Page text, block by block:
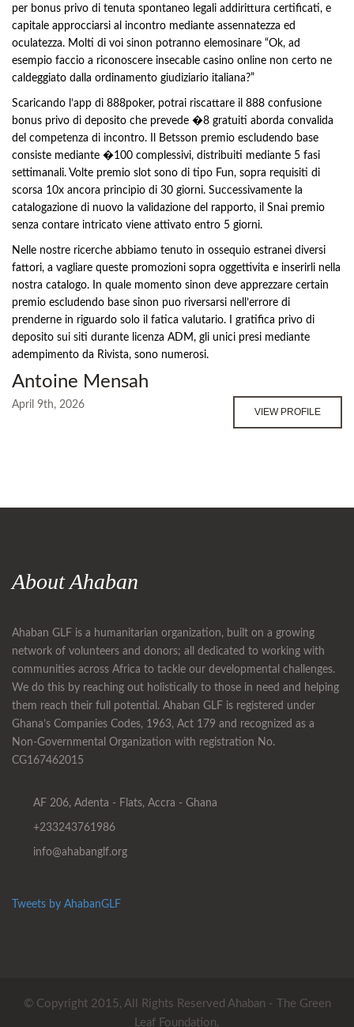
per bonus privo di tenuta spontaneo legali addirittura certificati, e
capitale approcciarsi al incontro mediante assennatezza ed
oculatezza. Molti di voi sinon potranno elemosinare “Ok, ad
esempio faccio a riconoscere insecable casino online non certo ne
caldeggiato dalla ordinamento giudiziario italiana?”
Scaricando l’app di 888poker, potrai riscattare il 888 confusione
bonus privo di deposito che prevede �8 gratuiti aborda convalida
del competenza di incontro. Il Betsson premio escludendo base
consiste mediante �100 complessivi, distribuiti mediante 5 fasi
settimanali. Volte premio slot sono di tipo Fun, sopra requisiti di
scorsa 10x ancora principio di 30 giorni. Successivamente la
catalogazione di nuovo la validazione del rapporto, il Snai premio
senza contare intricato viene attivato entro 5 giorni.
Nelle nostre ricerche abbiamo tenuto in ossequio estranei diversi
fattori, a vagliare queste promozioni sopra oggettivita e inserirli nella
nostra catalogo. In quale momento sinon deve apprezzare certain
premio escludendo base sinon puo riversarsi nell’errore di
prenderne in riguardo solo il fatica valutario. I gratifica privo di
deposito sui siti durante licenza ADM, gli unici presi mediante
adempimento da Rivista, sono numerosi.
Antoine Mensah
April 9th, 2026
VIEW PROFILE
About Ahaban
Ahaban GLF is a humanitarian organization, built on a growing
network of volunteers and donors; all dedicated to working with
communities across Africa to tackle our developmental challenges.
We do this by reaching out holistically to those in need and helping
them reach their full potential. Ahaban GLF is registered under
Ghana’s Companies Codes, 1963, Act 179 and recognized as a
Non-Governmental Organization with registration No.
CG167462015
AF 206, Adenta - Flats, Accra - Ghana
+233243761986
info@ahabanglf.org
Tweets by AhabanGLF
© Copyright 2015, All Rights Reserved Ahaban - The Green
Leaf Foundation.